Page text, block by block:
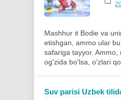
Mashhur it Bodie va
etishgan, ammo ular
safariga tayyor.
og'zida bo'lsa, o'zlari
Suv parisi Uzbek